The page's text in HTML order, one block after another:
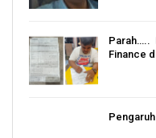
Parah…..
Finance